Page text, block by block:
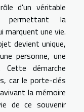
d'un véritable
permettant la
marquent une vie.
devient unique,
personne, une
démarche
car le porte-clés
la mémoire
de ce souvenir